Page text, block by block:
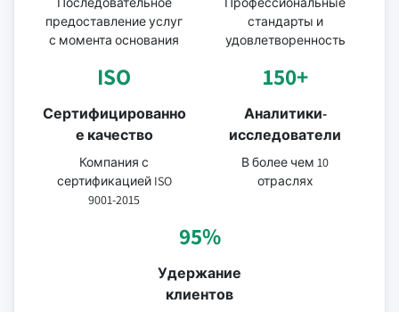
предоставление услуг
с момента основания
стандарты и
удовлетворенность
ISO
Сертифицированно
е качество
Компания с
сертификацией ISO
9001-2015
150+
Аналитики-
исследователи
В более чем 10
отраслях
95%
Удержание
клиентов